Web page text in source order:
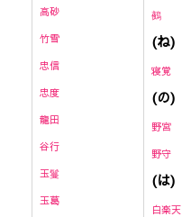
高砂
竹雪
忠信
忠度
龍田
谷行
玉鬘
玉葛
鵺
(ね)
寝覚
(の)
野宮
野守
(は)
白楽天